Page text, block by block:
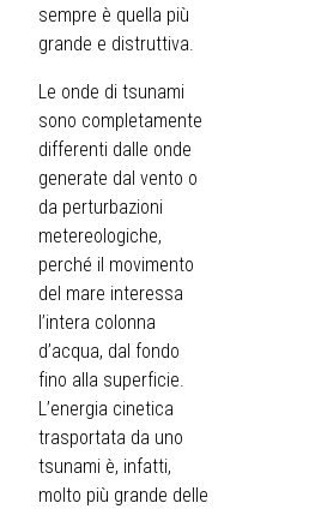
sempre è quella più
grande e distruttiva.
Le onde di tsunami
sono completamente
differenti dalle onde
generate dal vento o
da perturbazioni
metereologiche,
perché il movimento
del mare interessa
l’intera colonna
d’acqua, dal fondo
fino alla superficie.
L’energia cinetica
trasportata da uno
tsunami è, infatti,
molto più grande delle